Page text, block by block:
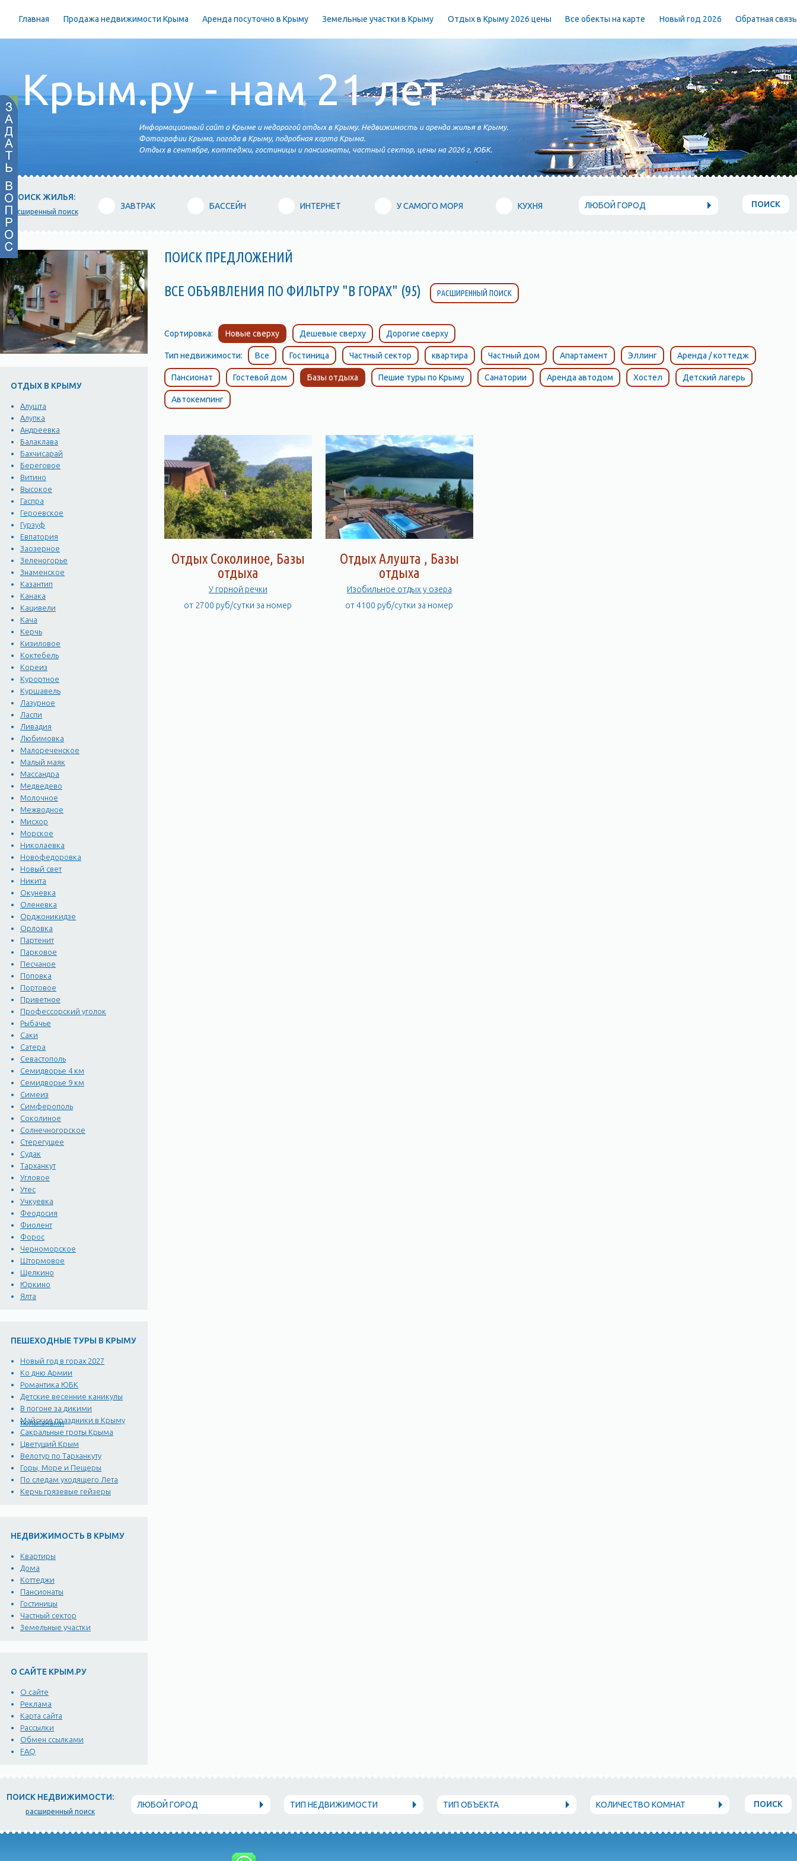
Главная Продажа недвижимости Крыма Аренда посуточно в Крыму Земельные участки в Крыму Отдых в Крыму 2026 цены Все обекты на карте Новый год 2026 Обратная связь
Крым.ру - нам 21 лет
Информационный сайт о Крыме и недорогой отдых в Крыму. Недвижимость и аренда жилья в Крыму.
Фотографии Крыма, погода в Крыму, подробная карта Крыма.
Отдых в сентябре, коттеджи, гостиницы и пансионаты, частный сектор, цены на 2026 г, ЮБК.
ПОИСК ЖИЛЬЯ:
расширенный поиск
ЗАВТРАК БАССЕЙН ИНТЕРНЕТ У САМОГО МОРЯ КУХНЯ ЛЮБОЙ ГОРОД ПОИСК
ОТДЫХ В КРЫМУ
Алушта
Алупка
Андреевка
Балаклава
Бахчисарай
Береговое
Витино
Высокое
Гаспра
Героевское
Гурзуф
Евпатория
Заозерное
Зеленогорье
Знаменское
Казантип
Канака
Кацивели
Кача
Керчь
Кизиловое
Коктебель
Кореиз
Курортное
Куршавель
Лазурное
Ласпи
Ливадия
Любимовка
Малореченское
Малый маяк
Массандра
Медведево
Молочное
Межводное
Мисхор
Морское
Николаевка
Новофедоровка
Новый свет
Никита
Окуневка
Оленевка
Орджоникидзе
Орловка
Партенит
Парковое
Песчаное
Поповка
Портовое
Приветное
Профессорский уголок
Рыбачье
Саки
Сатера
Севастополь
Семидворье 4 км
Семидворье 9 км
Симеиз
Симферополь
Соколиное
Солнечногорское
Стерегущее
Судак
Тарханкут
Угловое
Утес
Учкуевка
Феодосия
Фиолент
Форос
Черноморское
Штормовое
Щелкино
Юркино
Ялта
ПЕШЕХОДНЫЕ ТУРЫ В КРЫМУ
Новый год в горах 2027
Ко дню Армии
Романтика ЮБК
Детские весенние каникулы
В погоне за дикими
тюльпанами
Майские праздники в Крыму
Сакральные гроты Крыма
Цветущий Крым
Велотур по Тарханкуту
Горы, Море и Пещеры
По следам уходящего Лета
Керчь грязевые гейзеры
НЕДВИЖИМОСТЬ В КРЫМУ
Квартиры
Дома
Коттеджи
Пансионаты
Гостиницы
Частный сектор
Земельные участки
О САЙТЕ КРЫМ.РУ
О сайте
Реклама
Карта сайта
Рассылки
Обмен ссылками
FAQ
ПОИСК ПРЕДЛОЖЕНИЙ
ВСЕ ОБЪЯВЛЕНИЯ ПО ФИЛЬТРУ "В ГОРАХ" (95) РАСШИРЕННЫЙ ПОИСК
Сортировка: Новые сверху Дешевые сверху Дорогие сверху
Тип недвижимости: Все Гостиница Частный сектор квартира Частный дом Апартамент Эллинг Аренда / коттедж
Пансионат Гостевой дом Базы отдыха Пешие туры по Крыму Санатории Аренда автодом Хостел Детский лагерь
Автокемпинг
Отдых Соколиное, Базы
отдыха
У горной речки
от 2700 руб/сутки за номер
Отдых Алушта , Базы
отдыха
Изобильное отдых у озера
от 4100 руб/сутки за номер
ПОИСК НЕДВИЖИМОСТИ:
расширенный поиск
ЛЮБОЙ ГОРОД ТИП НЕДВИЖИМОСТИ ТИП ОБЪЕКТА КОЛИЧЕСТВО КОМНАТ ПОИСК